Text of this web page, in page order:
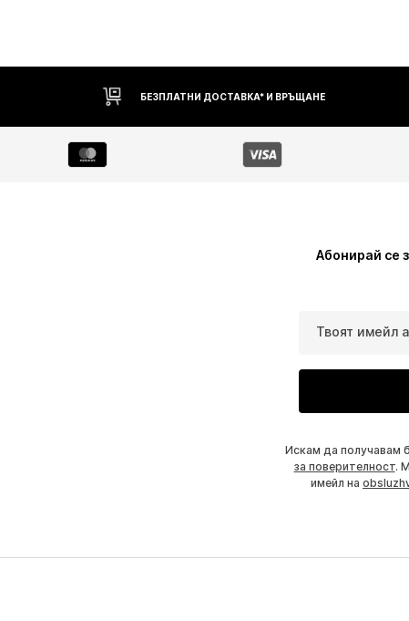
БЕЗПЛАТНИ ДОСТАВКА* И ВРЪЩАНЕ
Абонирай се
Твоят имейл
Искам да получавам
за поверителност.
имейл на